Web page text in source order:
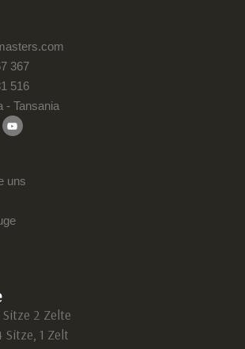
367
516
- Tansania
uns
2 Zelte
Sitze, 1 Zelt